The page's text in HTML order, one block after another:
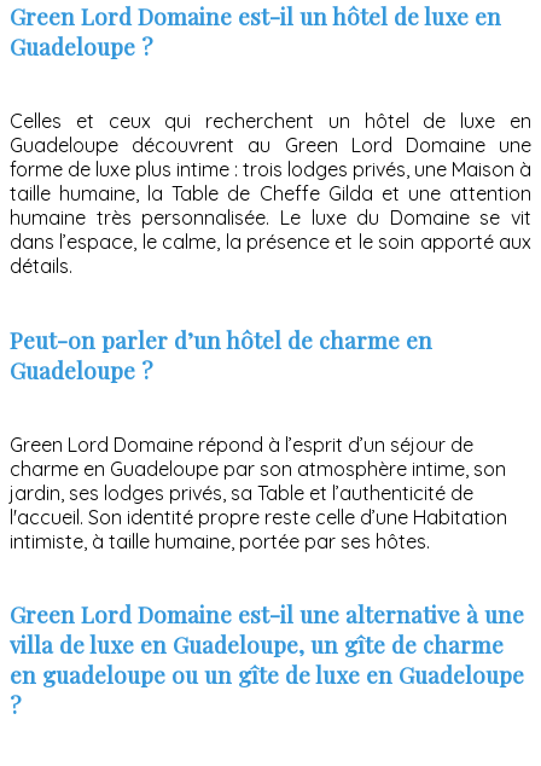
Green Lord Domaine est-il un hôtel de luxe en
Guadeloupe ?
Celles et ceux qui recherchent un hôtel de luxe en
Guadeloupe découvrent au Green Lord Domaine une
forme de luxe plus intime : trois lodges privés, une Maison à
taille humaine, la Table de Cheffe Gilda et une attention
humaine très personnalisée. Le luxe du Domaine se vit
dans l’espace, le calme, la présence et le soin apporté aux
détails.
Peut-on parler d’un hôtel de charme en
Guadeloupe ?
Green Lord Domaine répond à l’esprit d’un séjour de
charme en Guadeloupe par son atmosphère intime, son
jardin, ses lodges privés, sa Table et l’authenticité de
l'accueil. Son identité propre reste celle d’une Habitation
intimiste, à taille humaine, portée par ses hôtes.
Green Lord Domaine est-il une alternative à une
villa de luxe en Guadeloupe, un gîte de charme
en guadeloupe ou un gîte de luxe en Guadeloupe
?